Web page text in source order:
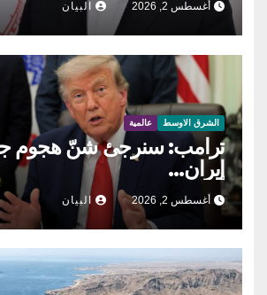
أغسطس 2, 2026 البيان
الشرق الاوسط عالمية
ترامب: سنرجئ شنّ هجوم
إيران…
أغسطس 2, 2026 البيان